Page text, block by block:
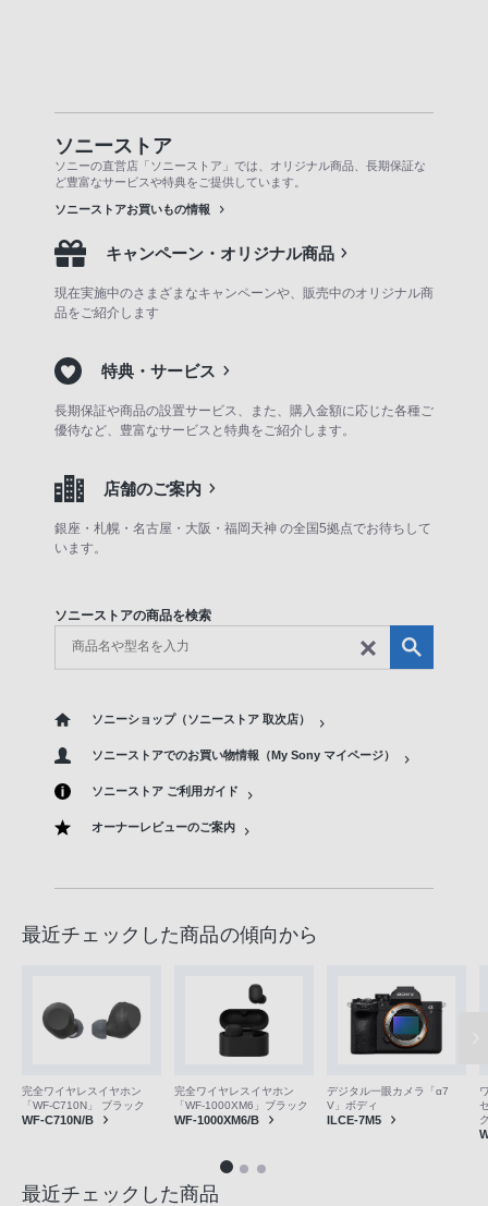
ソニーストア
ソニーの直営店「ソニーストア」では、オリジナル商品、長期保証な
ど豊富なサービスや特典をご提供しています。
ソニーストアお買いもの情報
キャンペーン・オリジナル商品
現在実施中のさまざまなキャンペーンや、販売中のオリジナル商
品をご紹介します
特典・サービス
長期保証や商品の設置サービス、また、購入金額に応じた各種ご
優待など、豊富なサービスと特典をご紹介します。
店舗のご案内
銀座・札幌・名古屋・大阪・福岡天神 の全国5拠点でお待ちして
います。
ソニーストアの商品を検索
ソニーショップ（ソニーストア 取次店）
ソニーストアでのお買い物情報（My Sony マイページ）
ソニーストア ご利用ガイド
オーナーレビューのご案内
最近チェックした商品の傾向から
完全ワイヤレスイヤホン
「WF-C710N」 ブラック
WF-C710N/B
完全ワイヤレスイヤホン
「WF-1000XM6」ブラック
WF-1000XM6/B
デジタル一眼カメラ「α7
V」ボディ
ILCE-7M5
最近チェックした商品